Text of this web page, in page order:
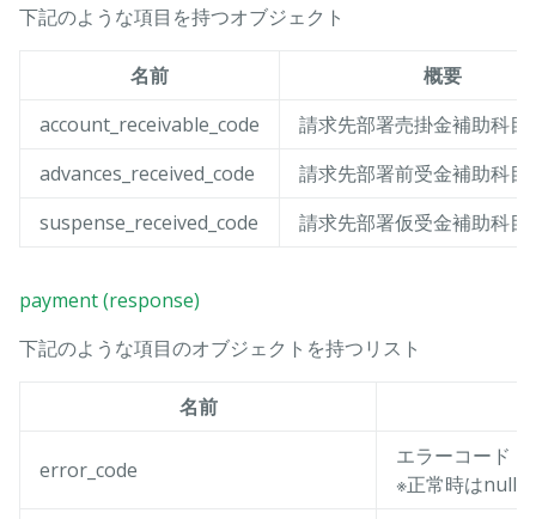
下記のような項目を持つオブジェクト
名前
概要
account_receivable_code
請求先部署売掛金補助科目
advances_received_code
請求先部署前受金補助科目
suspense_received_code
請求先部署仮受金補助科目
payment (response)
下記のような項目のオブジェクトを持つリスト
名前
error_code
エラーコード
※正常時はnull